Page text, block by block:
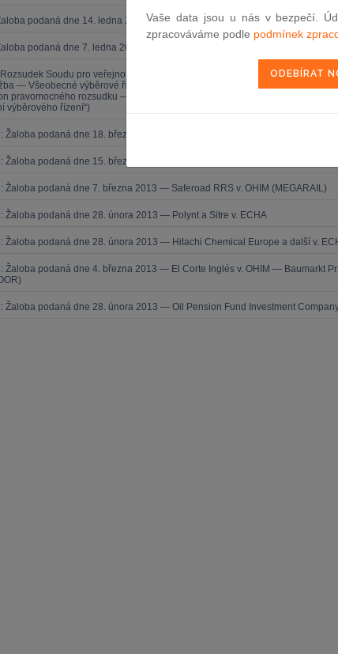
podaná dne 14. ledna 2013 — CK v. Komise
podaná dne 7. ledna 2013 — ZZ v. Komise
Soudu pro veřejnou službu (druhého senátu) ze dne 21. března
— Všeobecné výběrové řízení — Zrušení rozhodnutí o nezapsání na
pravomocného rozsudku — Zásada legality — Námitka protiprávnosti
výběrového řízení“)
Žaloba podaná dne 18. března 2013 — Comune di Milano v. Komise
Žaloba podaná dne 15. března 2013 — Sea Handling v. Komise
Žaloba podaná dne 7. března 2013 — Saferoad RRS v. OHIM (MEGARAIL)
Žaloba podaná dne 28. února 2013 — Polynt a Sitre v. ECHA
Žaloba podaná dne 28. února 2013 — Hitachi Chemical Europe a další v.
Žaloba podaná dne 4. března 2013 — El Corte Inglés v. OHIM — Baumarkt
Žaloba podaná dne 28. února 2013 — Oil Pension Fund Investment
Vaše data jsou u nás v bezpečí.
zpracováváme podle podmínek